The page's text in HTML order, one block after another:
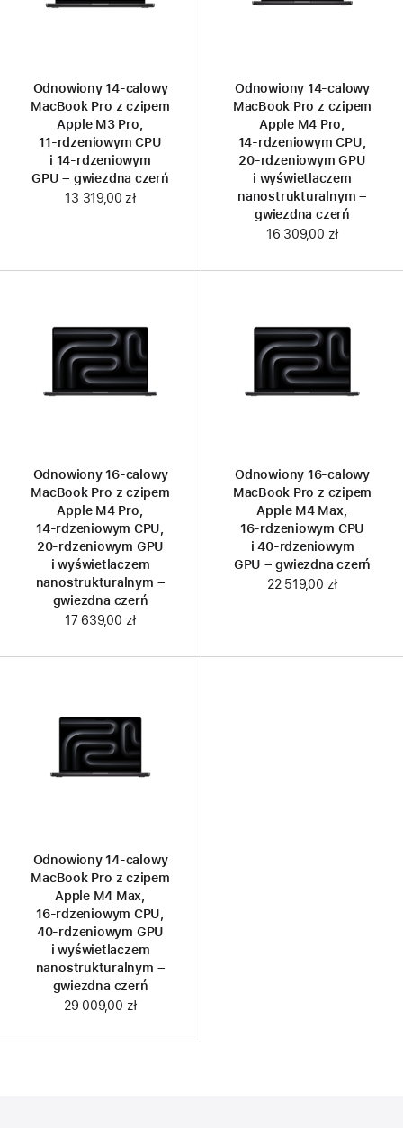
Odnowiony 14‑calowy
MacBook Pro z czipem
Apple M3 Pro,
11‑rdzeniowym CPU
i 14‑rdzeniowym
GPU – gwiezdna czerń
13 319,00 zł
Odnowiony 14‑calowy
MacBook Pro z czipem
Apple M4 Pro,
14‑rdzeniowym CPU,
20‑rdzeniowym GPU
i wyświetlaczem
nanostrukturalnym –
gwiezdna czerń
16 309,00 zł
Odnowiony 16‑calowy
MacBook Pro z czipem
Apple M4 Pro,
14‑rdzeniowym CPU,
20‑rdzeniowym GPU
i wyświetlaczem
nanostrukturalnym –
gwiezdna czerń
17 639,00 zł
Odnowiony 16‑calowy
MacBook Pro z czipem
Apple M4 Max,
16‑rdzeniowym CPU
i 40‑rdzeniowym
GPU – gwiezdna czerń
22 519,00 zł
Odnowiony 14‑calowy
MacBook Pro z czipem
Apple M4 Max,
16‑rdzeniowym CPU,
40‑rdzeniowym GPU
i wyświetlaczem
nanostrukturalnym –
gwiezdna czerń
29 009,00 zł